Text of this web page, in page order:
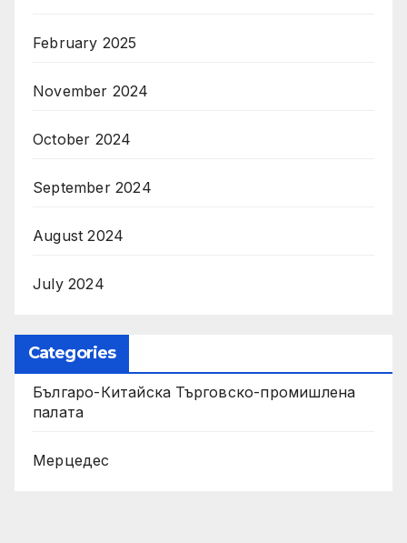
February 2025
November 2024
October 2024
September 2024
August 2024
July 2024
Categories
Българо-Китайска Търговско-промишлена
палaта
Мерцедес